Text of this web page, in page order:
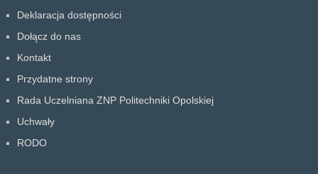
Deklaracja dostępności
Dołącz do nas
Kontakt
Przydatne strony
Rada Uczelniana ZNP Politechniki Opolskiej
Uchwały
RODO